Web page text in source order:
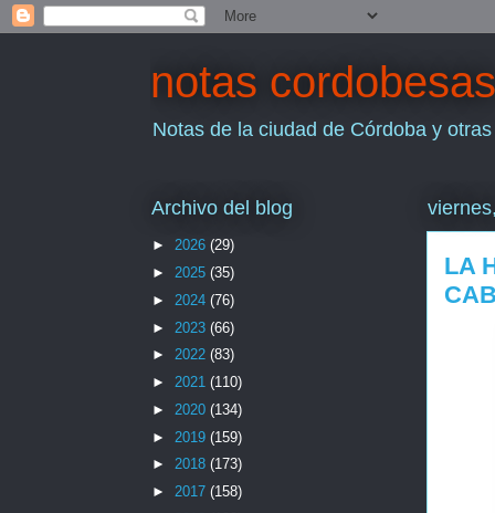
notas cordobesas
Notas de la ciudad de Córdoba y
LA
Archivo del blog
► 2026 (29)
► 2025 (35)
► 2024 (76)
► 2023 (66)
► 2022 (83)
► 2021 (110)
► 2020 (134)
► 2019 (159)
► 2018 (173)
► 2017 (158)